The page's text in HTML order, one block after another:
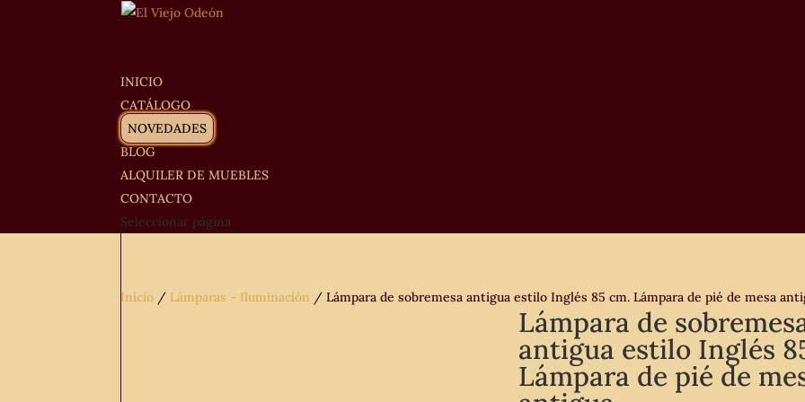
INICIO
CATÁLOGO
NOVEDADES
BLOG
ALQUILER DE MUEBLES
CONTACTO
Seleccionar página
Inicio / Lámparas - Iluminación / Lámpara de sobremesa antigua estilo Inglés 85 cm. Lámpara de pié de mesa
Lámpara de
antigua estilo Inglés
Lámpara de pié de